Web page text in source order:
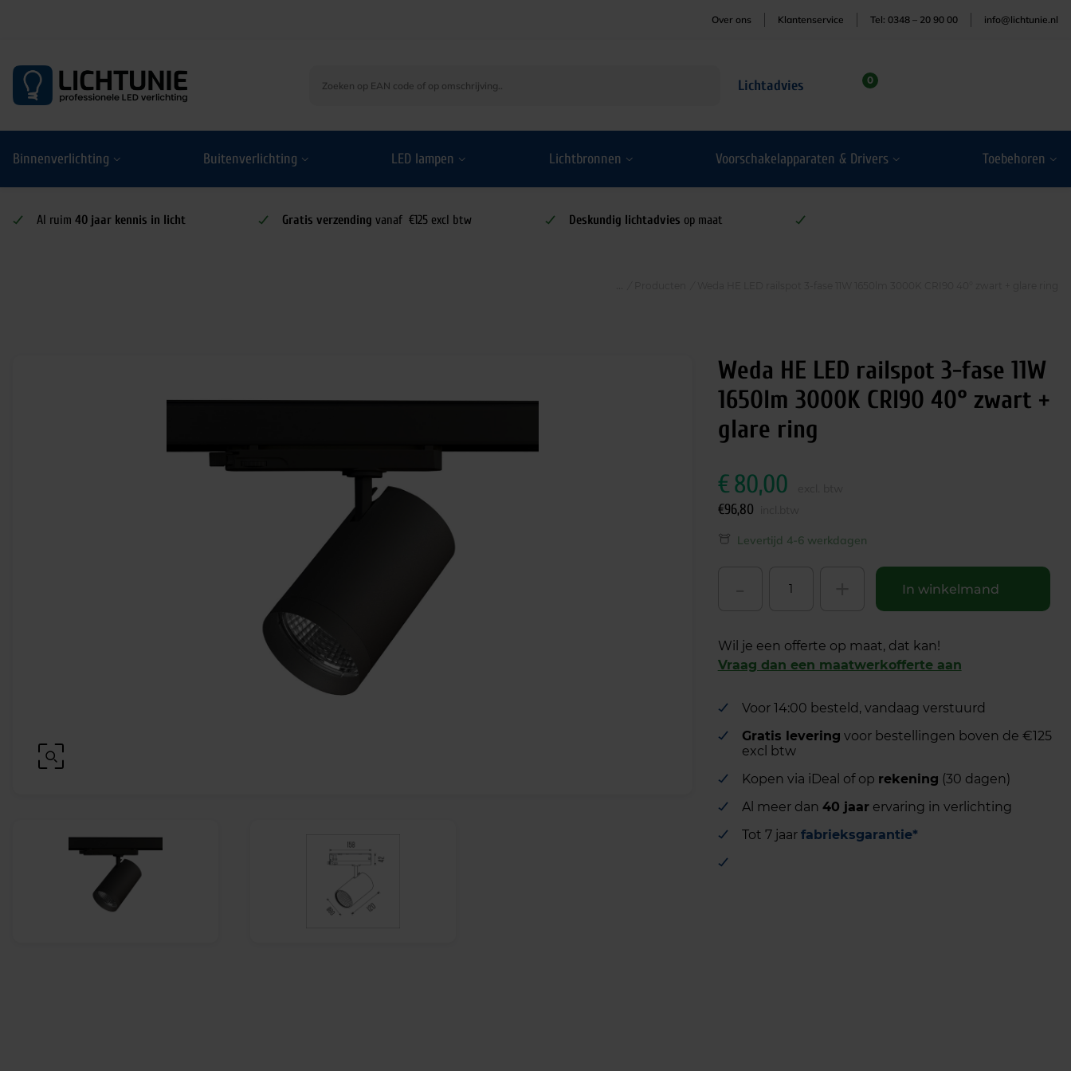
Over ons Klantenservice Tel: 0348 – 20 90 00 info@lichtunie.nl
Lichtadvies 0
Binnenverlichting Buitenverlichting LED lampen Lichtbronnen Voorschakelapparaten & Drivers Toebehoren
Al ruim 40 jaar kennis in licht Gratis verzending vanaf €125 excl btw Deskundig lichtadvies op maat
Weda HE LED railspot 3-fase 11W
1650lm 3000K CRI90 40° zwart +
glare ring
€80,00
€96,80
Levertijd 4-6 werkdagen
In winkelmand
Wil je een offerte op maat, dat kan!
Vraag dan een maatwerkofferte aan
Voor 14:00 besteld, vandaag verstuurd
Gratis levering voor bestellingen boven de €125
excl btw
Kopen via iDeal of op rekening (30 dagen)
Al meer dan 40 jaarervaring in verlichting
Tot 7 jaar fabrieksgarantie*